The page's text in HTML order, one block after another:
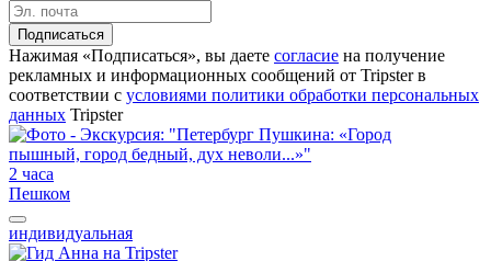
Подписаться
Нажимая «Подписаться», вы даете согласие на получение
рекламных и информационных сообщений от Tripster в
соответствии c условиями политики обработки персональных
данных Tripster
2 часа
Пешком
индивидуальная